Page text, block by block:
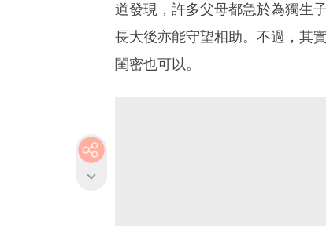
道發現，許多父母都急於為獨生
長大後亦能守望相助。不過，其
閨密也可以。